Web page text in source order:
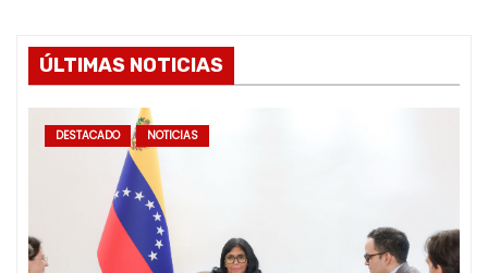
ÚLTIMAS NOTICIAS
DESTACADO NOTICIAS